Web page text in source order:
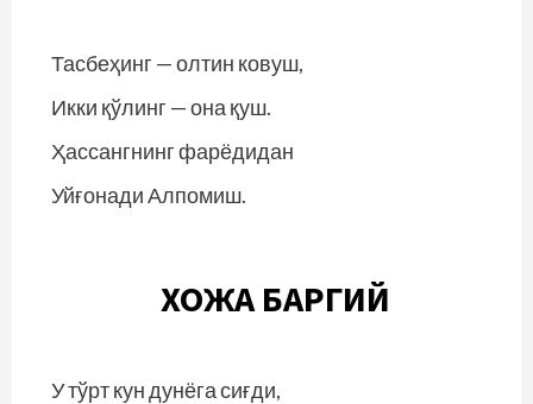
Тасбеҳинг — олтин ковуш,
Икки қўлинг — она қуш.
Ҳассангнинг фарёдидан
Уйғонади Алпомиш.
ХОЖА БАРГИЙ
У тўрт кун дунёга сиғди,